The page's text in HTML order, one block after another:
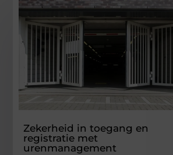
Zekerheid in toegang en
registratie met
urenmanagement